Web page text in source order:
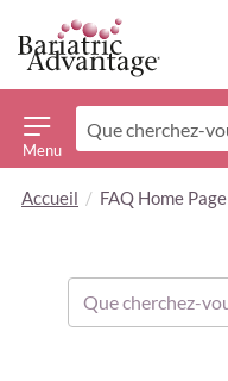
Menu
Accueil FAQ Home Page